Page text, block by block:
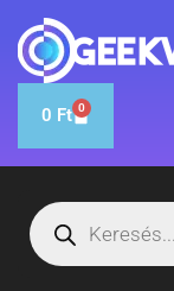
0 Ft 0